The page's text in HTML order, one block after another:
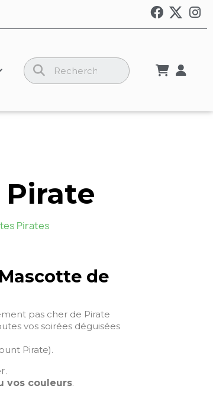
Pirates
de
pas cher de Pirate
vos soirées déguisées
Pirate).
vos couleurs.